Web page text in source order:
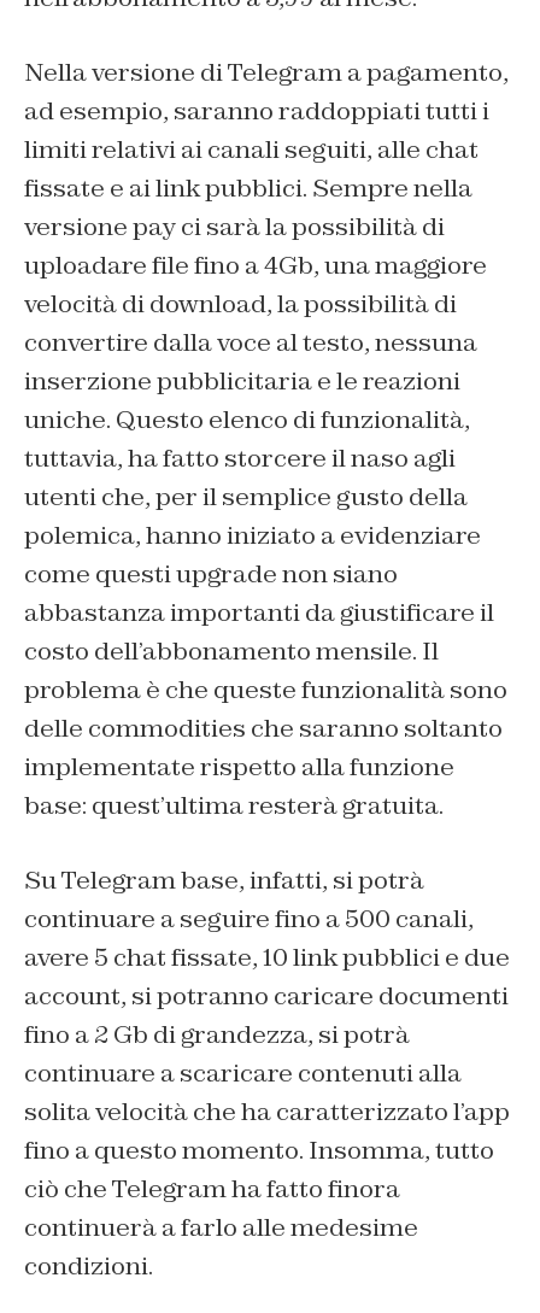
Nella versione di Telegram a pagamento,
ad esempio, saranno raddoppiati tutti i
limiti relativi ai canali seguiti, alle chat
fissate e ai link pubblici. Sempre nella
versione pay ci sarà la possibilità di
uploadare file fino a 4Gb, una maggiore
velocità di download, la possibilità di
convertire dalla voce al testo, nessuna
inserzione pubblicitaria e le reazioni
uniche. Questo elenco di funzionalità,
tuttavia, ha fatto storcere il naso agli
utenti che, per il semplice gusto della
polemica, hanno iniziato a evidenziare
come questi upgrade non siano
abbastanza importanti da giustificare il
costo dell’abbonamento mensile. Il
problema è che queste funzionalità sono
delle commodities che saranno soltanto
implementate rispetto alla funzione
base: quest’ultima resterà gratuita.
Su Telegram base, infatti, si potrà
continuare a seguire fino a 500 canali,
avere 5 chat fissate, 10 link pubblici e due
account, si potranno caricare documenti
fino a 2 Gb di grandezza, si potrà
continuare a scaricare contenuti alla
solita velocità che ha caratterizzato l’app
fino a questo momento. Insomma, tutto
ciò che Telegram ha fatto finora
continuerà a farlo alle medesime
condizioni.